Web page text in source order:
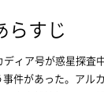
らすじ
ィア号が惑星探査
件があった。アル